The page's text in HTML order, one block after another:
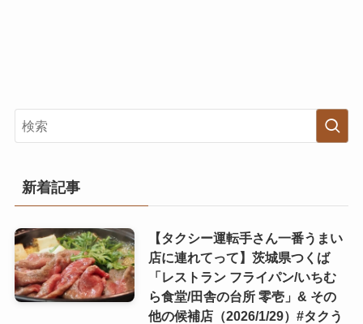
新着記事
【タクシー運転手さん一番うまい
店に連れてって】茨城県つくば
「レストラン フライパン/いちむ
ら食堂/田舎の台所 零壱」& その
他の候補店（2026/1/29）#タクう